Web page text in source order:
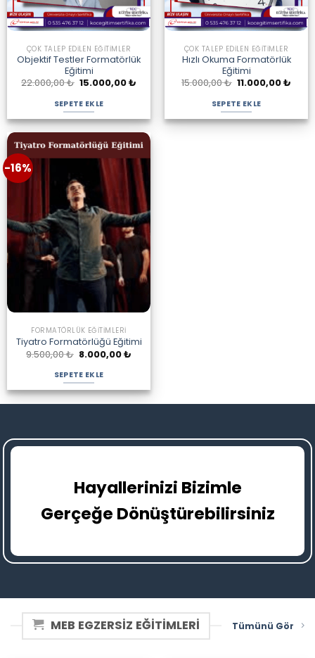
ÇOK TALEP EDILEN EĞITIMLER
Objektif Testler Formatörlük
Eğitimi
22.000,00₺ Orijinal
22.000,00 ₺.
15.000,00₺Şu
SEPETE EKLE
ÇOK TALEP EDILEN EĞITIMLER
Hızlı Okuma Formatörlük
Eğitimi
15.000,00₺ Orijinal
15.000,00 ₺.
11.000,00₺Şu
SEPETE EKLE
-16%
FORMATÖRLÜK EĞITIMLERI
Tiyatro Formatörlüğü Eğitimi
9.500,00₺ Orijinal
fiyat:
9.500,00 ₺.
8.000,00₺Şu
SEPETE EKLE
Hayallerinizi Bizimle
Gerçeğe Dönüştürebilirsiniz
MEB EGZERSİZ EĞİTİMLERİ Tümünü Gör